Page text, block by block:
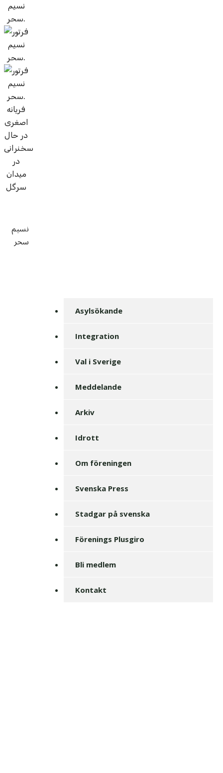
فریانه
اصغری
در حال
سخنرانی
در
میدان
سرگل
نسیم
سحر
Asylsökande
Integration
Val i Sverige
Meddelande
Arkiv
Idrott
Om föreningen
Svenska Press
Stadgar på svenska
Förenings Plusgiro
Bli medlem
Kontakt